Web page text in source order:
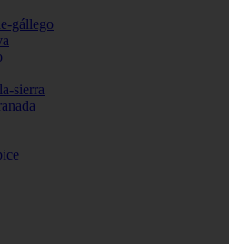
gállego
sierra